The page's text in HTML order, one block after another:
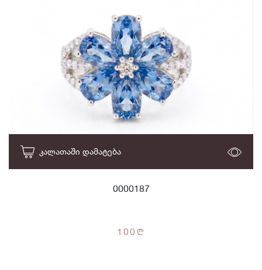
ᲙᲐᲚᲐᲗᲐᲨᲘ ᲓᲐᲛᲐᲢᲔᲑᲐ
0000187
100 n